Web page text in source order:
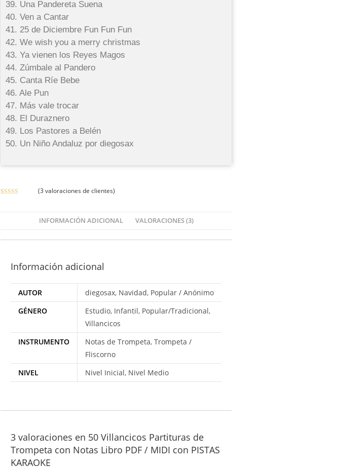
39. Una Pandereta Suena
40. Ven a Cantar
41. 25 de Diciembre Fun Fun Fun
42. We wish you a merry christmas
43. Ya vienen los Reyes Magos
44. Zúmbale al Pandero
45. Canta Ríe Bebe
46. Ale Pun
47. Más vale trocar
48. El Duraznero
49. Los Pastores a Belén
50. Un Niño Andaluz por diegosax
de clientes
(3 valoraciones de clientes)
INFORMACIÓN ADICIONAL VALORACIONES (3)
Información adicional
AUTOR
diegosax, Navidad, Popular / Anónimo
GÉNERO
Estudio, Infantil, Popular/Tradicional,
Villancicos
INSTRUMENTO
Notas de Trompeta, Trompeta /
Fliscorno
NIVEL
Nivel Inicial, Nivel Medio
3 valoraciones en 50 Villancicos Partituras de
Trompeta con Notas Libro PDF / MIDI con PISTAS
KARAOKE